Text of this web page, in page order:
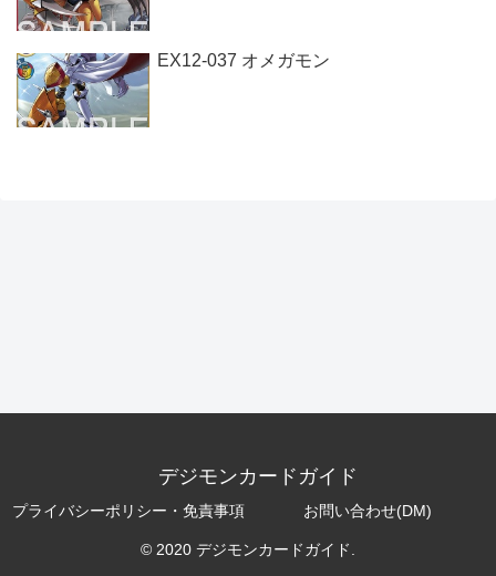
EX12-037 オメガモン
デジモンカードガイド
プライバシーポリシー・免責事項 お問い合わせ(DM)
© 2020 デジモンカードガイド.